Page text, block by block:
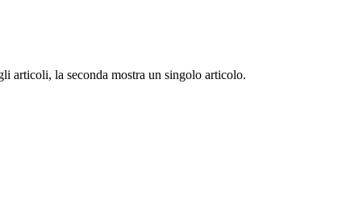
articoli, la seconda mostra un singolo articolo.